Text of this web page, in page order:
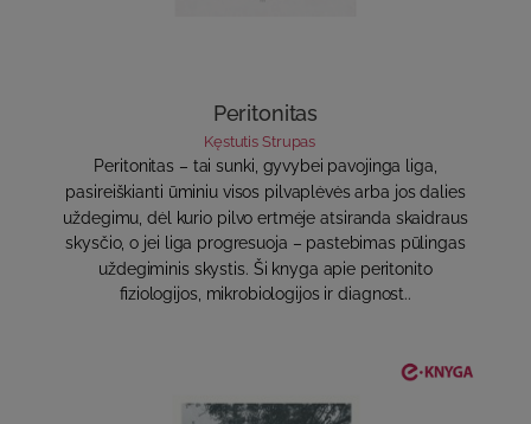
Peritonitas
Kęstutis Strupas
Peritonitas – tai sunki, gyvybei pavojinga liga,
pasireiškianti ūminiu visos pilvaplėvės arba jos dalies
uždegimu, dėl kurio pilvo ertmėje atsiranda skaidraus
skysčio, o jei liga progresuoja – pastebimas pūlingas
uždegiminis skystis. Ši knyga apie peritonito
fiziologijos, mikrobiologijos ir diagnost..